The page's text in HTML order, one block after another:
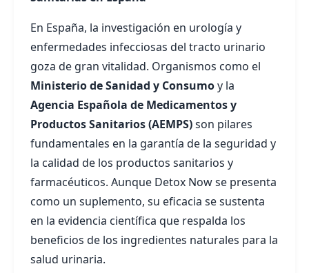
En España, la investigación en urología y
enfermedades infecciosas del tracto urinario
goza de gran vitalidad. Organismos como el
Ministerio de Sanidad y Consumoy la
Agencia Española de Medicamentos y
Productos Sanitarios (AEMPS)son pilares
fundamentales en la garantía de la seguridad y
la calidad de los productos sanitarios y
farmacéuticos. Aunque Detox Now se presenta
como un suplemento, su eficacia se sustenta
en la evidencia científica que respalda los
beneficios de los ingredientes naturales para la
salud urinaria.